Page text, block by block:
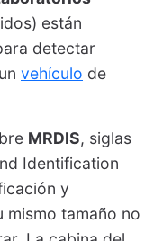
están
detectar
vehículo de
MRDIS, siglas
Identification
y
tamaño no